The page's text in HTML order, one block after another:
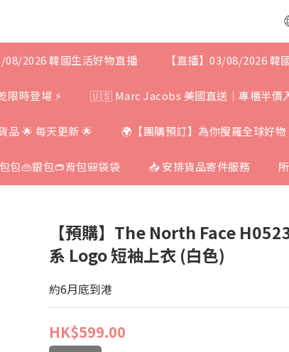
08/2026 韓國生活好物直播 【直播】03/08/2026 韓
限時登場 ⚡ 🇺🇸 Marc Jacobs 美國直送｜專櫃半價
🌟 每天更新 🌟 🌍【團購預訂】為你搜羅全球好
包👜銀包👝背包🎒袋袋 📥 安排貨品寄件服務
【預購】The North Face
系 Logo 短袖上衣 (白色)
約6月底到港
HK$599.00